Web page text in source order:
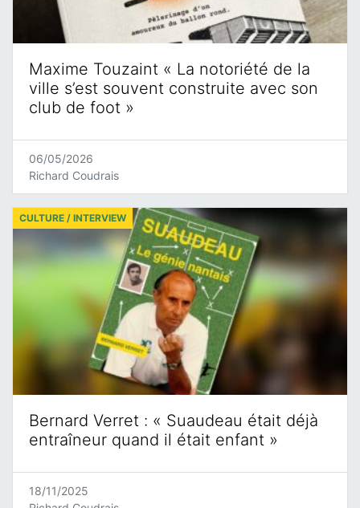
Maxime Touzaint « La notoriété de la
ville s’est souvent construite avec son
club de foot »
06/05/2026
Richard Coudrais
Bernard Verret : « Suaudeau était déjà
entraîneur quand il était enfant »
CULTURE / INTERVIEW
18/11/2025